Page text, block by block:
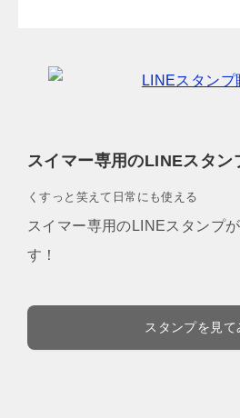
スイマー専用のLINEスタン
くすっと笑えて日常にも使える
スイマー専用のLINEスタンプ
す！
スタンプを見て